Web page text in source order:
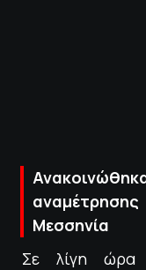
Μεσσηνία
Σε λίγη ώρα